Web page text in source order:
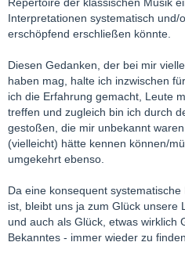
Interpretationen systematisch und/
erschöpfend erschließen könnte.
Diesen Gedanken, der bei mir
haben mag, halte ich inzwischen
ich die Erfahrung gemacht, Leute
treffen und zugleich bin ich durch
gestoßen, die mir unbekannt
(vielleicht) hätte kennen können/
umgekehrt ebenso.
Da eine konsequent
ist, bleibt uns ja zum Glück unsere
und auch als Glück, etwas wirklich
Bekanntes - immer wieder zu